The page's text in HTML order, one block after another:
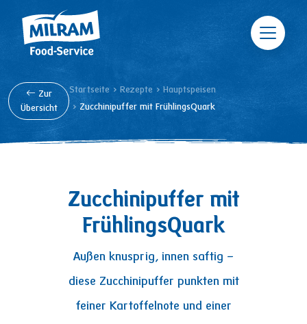
Direkt zum Inhalt
Zur
Übersicht
Pfadnavigation
Startseite Rezepte
Hauptspeisen
Zucchinipuffer mit FrühlingsQuark
Zucchinipuffer mit
FrühlingsQuark
Außen knusprig, innen saftig –
diese Zucchinipuffer punkten mit
feiner Kartoffelnote und einer